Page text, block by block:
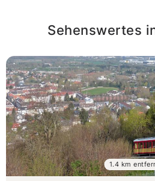
Sehenswertes
1.4 km